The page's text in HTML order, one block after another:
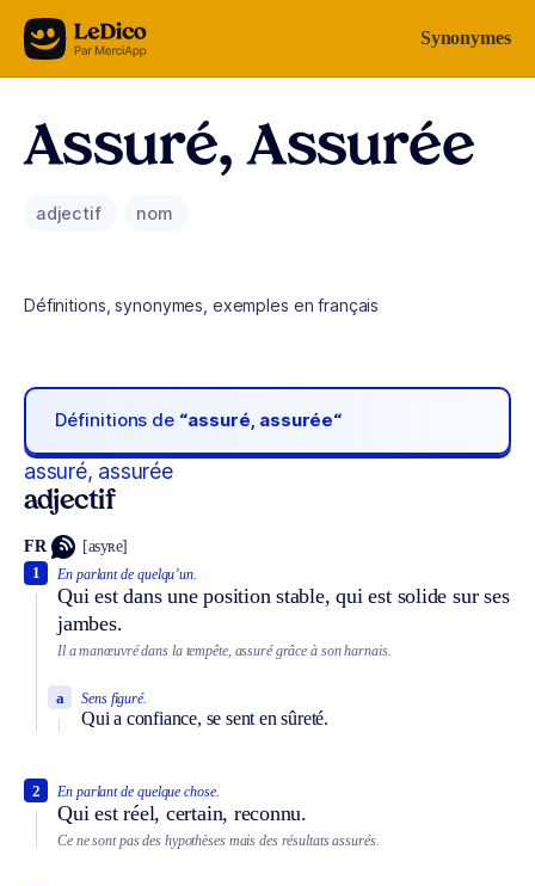
Aller au contenu Synonymes
Assuré, Assurée
adjectif nom
Définitions, synonymes, exemples en français
Définitions de “assuré, assurée“
assuré, assurée
adjectif
FR [asyʀe]
En parlant de quelqu’un.
Qui est dans une position stable, qui est solide sur ses
jambes.
1
Il a manœuvré dans la tempête, assuré grâce à son harnais.
Sens figuré.
Qui a confiance, se sent en sûreté.
a
En parlant de quelque chose.
Qui est réel, certain, reconnu.
2
Ce ne sont pas des hypothèses mais des résultats assurés.